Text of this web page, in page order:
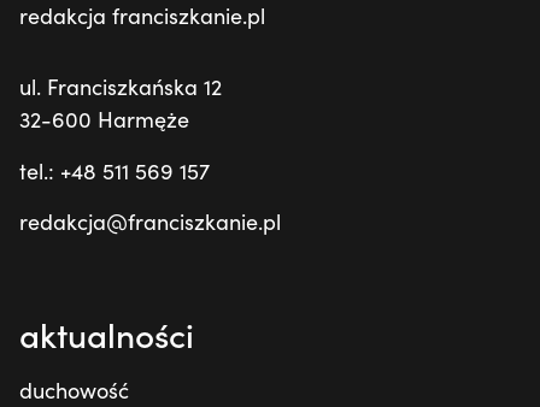
redakcja franciszkanie.pl
ul. Franciszkańska 12
32-600 Harmęże
tel.: +48 511 569 157
redakcja@franciszkanie.pl
aktualności
duchowość